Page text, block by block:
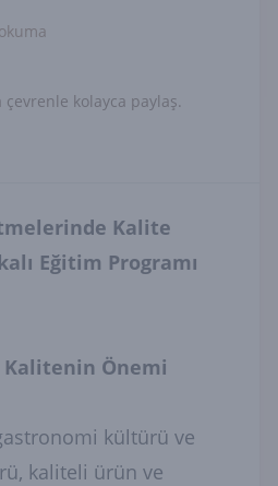
kolayca paylaş.
Kalite
Eğitim Programı
Kalitenin Önemi
kültürü ve
kaliteli ürün ve